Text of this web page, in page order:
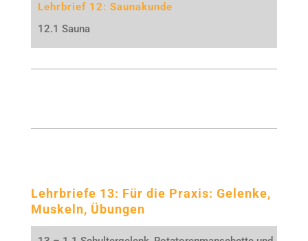
Lehrbrief 12: Saunakunde
12.1 Sauna
Lehrbriefe 13: Für die Praxis: Gelenke,
Muskeln, Übungen